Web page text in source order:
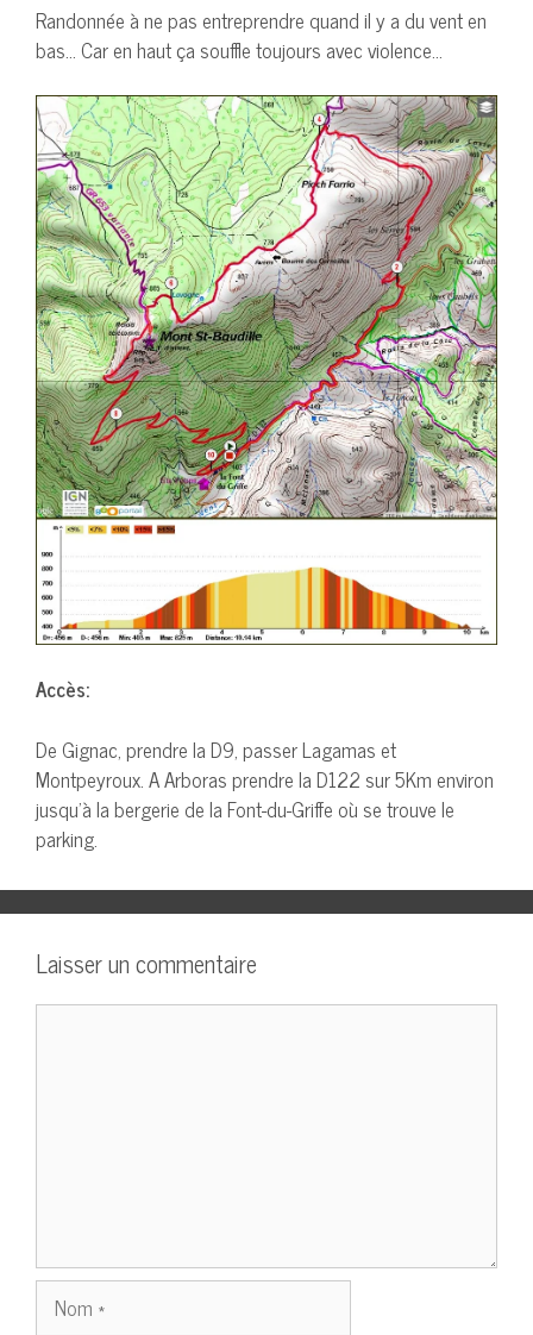
Randonnée à ne pas entreprendre quand il y a du vent en
bas… Car en haut ça souffle toujours avec violence…
Accès:
De Gignac, prendre la D9, passer Lagamas et
Montpeyroux. A Arboras prendre la D122 sur 5Km environ
jusqu’à la bergerie de la Font-du-Griffe où se trouve le
parking.
Laisser un commentaire
Commentaire
Nom